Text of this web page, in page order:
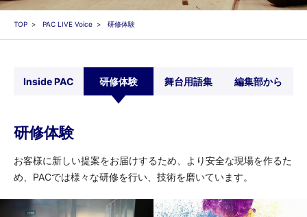
TOP PAC LIVE Voice 研修体験
Inside PAC 研修体験 舞台用語集 編集部から
研修体験
お客様に新しい提案をお届けするため、より安全な現場を作るた
め、PACでは様々な研修を行い、技術を磨いています。